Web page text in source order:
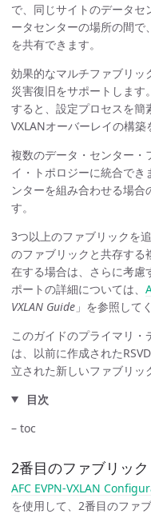
で、同じサイトのデータ
ータセンターの場所の間
を共有できます。
効果的なマルチファブリッ
災害復旧をサポートしま
すると、設定プロセスを簡
VXLANオーバーレイの構築
複数のデータ・センター・
イ・トポロジーに統合で
ンターを組み合わせる場合
す。
3つ以上のファブリックを
のファブリックと共存す
在する場合は、さらに考慮
ポートの詳細については、
VXLAN Guide 」を参照して
このガイドのプライマリ
は、以前に作成された
立された新しいファブリッ
目次
– toc
2番目のファブリッ
AFC EVPN-VXLAN
を使用して、2番目のファ